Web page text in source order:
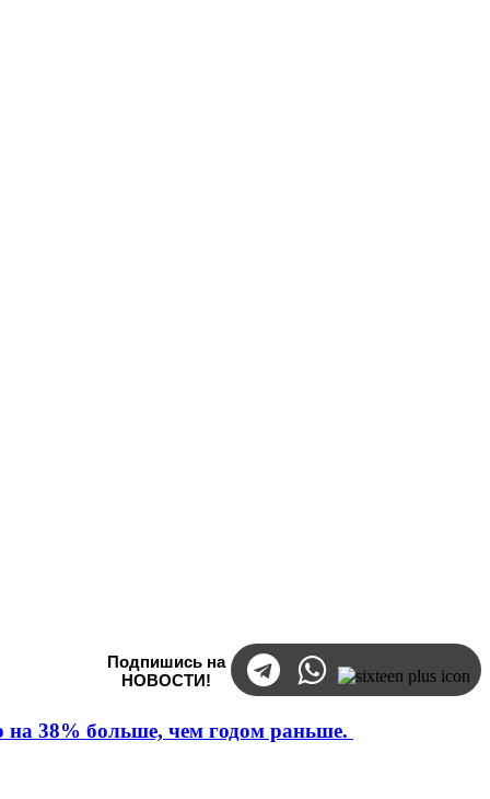
Подпишись на
НОВОСТИ!
на 38% больше, чем годом раньше.